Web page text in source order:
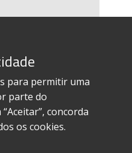
Termos e condições
Política de privacidade
para permitir uma
parte do
concorda
os cookies.